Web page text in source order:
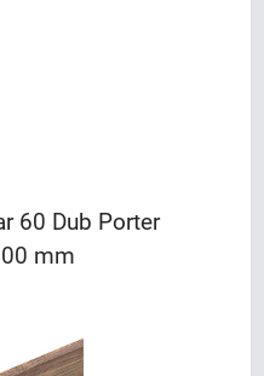
60 Dub Porter
mm